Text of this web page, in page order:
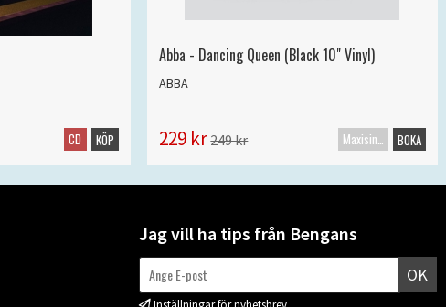
CD KÖP
Abba - Dancing Queen (Black 10" Vinyl)
ABBA
229 kr249 kr Maxisingel BOKA
Jag vill ha tips från Bengans
OK